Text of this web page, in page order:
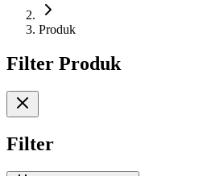
Produk
Filter Produk
Filter